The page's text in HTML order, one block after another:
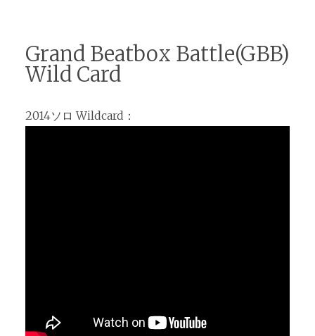
Grand Beatbox Battle(GBB)
Wild Card
2014ソロ Wildcard：